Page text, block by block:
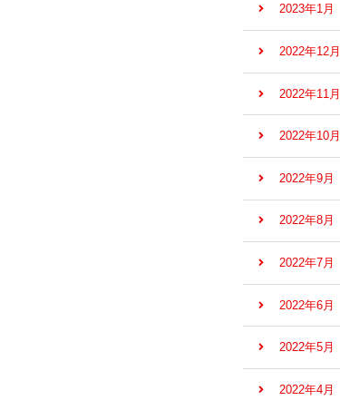
2023年1月
2022年12月
2022年11月
2022年10月
2022年9月
2022年8月
2022年7月
2022年6月
2022年5月
2022年4月